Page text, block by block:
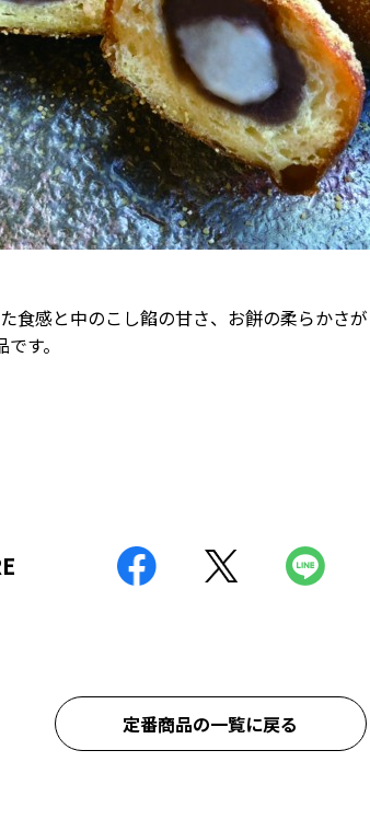
食感と中のこし餡の甘さ、お餅の柔らかさが
す。
定番商品の一覧に戻る